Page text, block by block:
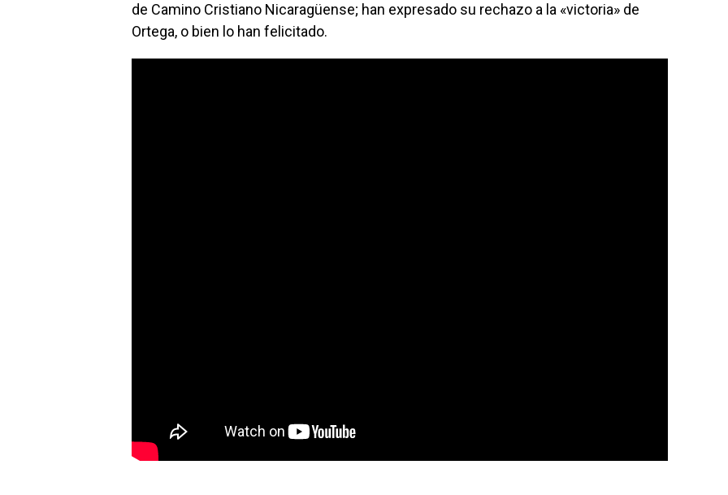
de Camino Cristiano Nicaragüense; han expresado su rechazo a la «victoria» de
Ortega, o bien lo han felicitado.